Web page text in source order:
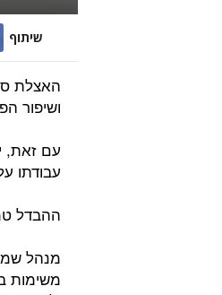
שיתוף
האצלת
ושיפור
עם זאת,
עבודתו
ההבדל
מנהל
משימות